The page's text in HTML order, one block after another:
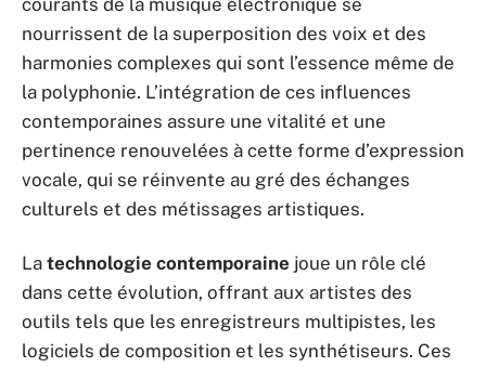
courants de la musique électronique se
nourrissent de la superposition des voix et des
harmonies complexes qui sont l’essence même de
la polyphonie. L’intégration de ces influences
contemporaines assure une vitalité et une
pertinence renouvelées à cette forme d’expression
vocale, qui se réinvente au gré des échanges
culturels et des métissages artistiques.
La technologie contemporaine joue un rôle clé
dans cette évolution, offrant aux artistes des
outils tels que les enregistreurs multipistes, les
logiciels de composition et les synthétiseurs. Ces